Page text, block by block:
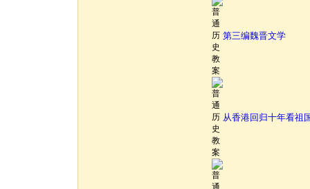
第三编魏晋文学
从香港回归十年看祖